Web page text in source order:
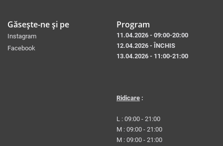
Găsește-ne și pe
Instagram
Facebook
Program
11.04.2026 - 09:00-20:00
12.04.2026 - ÎNCHIS
13.04.2026 - 11:00-21:00
Ridicare :
L : 09:00 - 21:00
M : 09:00 - 21:00
M : 09:00 - 21:00